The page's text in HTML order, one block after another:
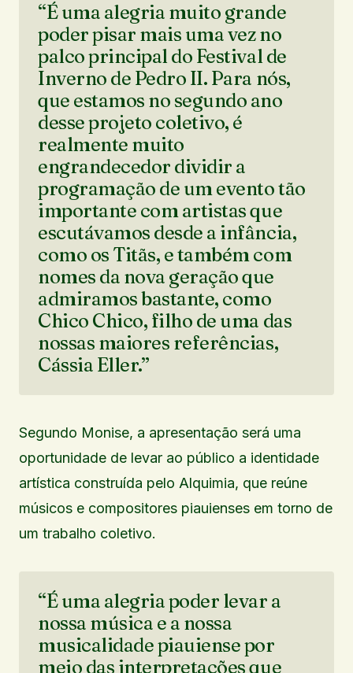
“É uma alegria muito grande
poder pisar mais uma vez no
palco principal do Festival de
Inverno de Pedro II. Para nós,
que estamos no segundo ano
desse projeto coletivo, é
realmente muito
engrandecedor dividir a
programação de um evento tão
importante com artistas que
escutávamos desde a infância,
como os Titãs, e também com
nomes da nova geração que
admiramos bastante, como
Chico Chico, filho de uma das
nossas maiores referências,
Cássia Eller.”
Segundo Monise, a apresentação será uma
oportunidade de levar ao público a identidade
artística construída pelo Alquimia, que reúne
músicos e compositores piauienses em torno de
um trabalho coletivo.
“É uma alegria poder levar a
nossa música e a nossa
musicalidade piauiense por
meio das interpretações que